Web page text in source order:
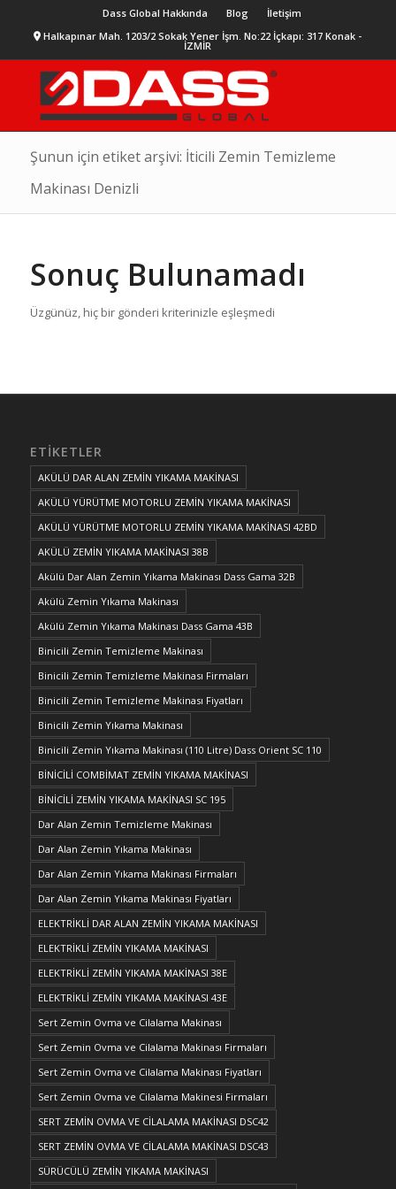
Dass Global Hakkında Blog
İletişim
Halkapınar Mah. 1203/2 Sokak Yener İşm. No:22 İçkapı: 317 Konak -
İZMİR
Şunun için etiket arşivi: İticili Zemin Temizleme
Makinası Denizli
Sonuç Bulunamadı
Üzgünüz, hiç bir gönderi kriterinizle eşleşmedi
ETIKETLER
AKÜLÜ DAR ALAN ZEMİN YIKAMA MAKİNASI
AKÜLÜ YÜRÜTME MOTORLU ZEMİN YIKAMA MAKİNASI
AKÜLÜ YÜRÜTME MOTORLU ZEMİN YIKAMA MAKİNASI 42BD
AKÜLÜ ZEMİN YIKAMA MAKİNASI 38B
Akülü Dar Alan Zemin Yıkama Makinası Dass Gama 32B
Akülü Zemin Yıkama Makinası
Akülü Zemin Yıkama Makinası Dass Gama 43B
Binicili Zemin Temizleme Makinası
Binicili Zemin Temizleme Makinası Firmaları
Binicili Zemin Temizleme Makinası Fiyatları
Binicili Zemin Yıkama Makinası
Binicili Zemin Yıkama Makinası (110 Litre) Dass Orient SC 110
BİNİCİLİ COMBİMAT ZEMİN YIKAMA MAKİNASI
BİNİCİLİ ZEMİN YIKAMA MAKİNASI SC 195
Dar Alan Zemin Temizleme Makinası
Dar Alan Zemin Yıkama Makinası
Dar Alan Zemin Yıkama Makinası Firmaları
Dar Alan Zemin Yıkama Makinası Fiyatları
ELEKTRİKLİ DAR ALAN ZEMİN YIKAMA MAKİNASI
ELEKTRİKLİ ZEMİN YIKAMA MAKİNASI
ELEKTRİKLİ ZEMİN YIKAMA MAKİNASI 38E
ELEKTRİKLİ ZEMİN YIKAMA MAKİNASI 43E
Sert Zemin Ovma ve Cilalama Makinası
Sert Zemin Ovma ve Cilalama Makinası Firmaları
Sert Zemin Ovma ve Cilalama Makinası Fiyatları
Sert Zemin Ovma ve Cilalama Makinesi Firmaları
SERT ZEMİN OVMA VE CİLALAMA MAKİNASI DSC42
SERT ZEMİN OVMA VE CİLALAMA MAKİNASI DSC43
SÜRÜCÜLÜ ZEMİN YIKAMA MAKİNASI